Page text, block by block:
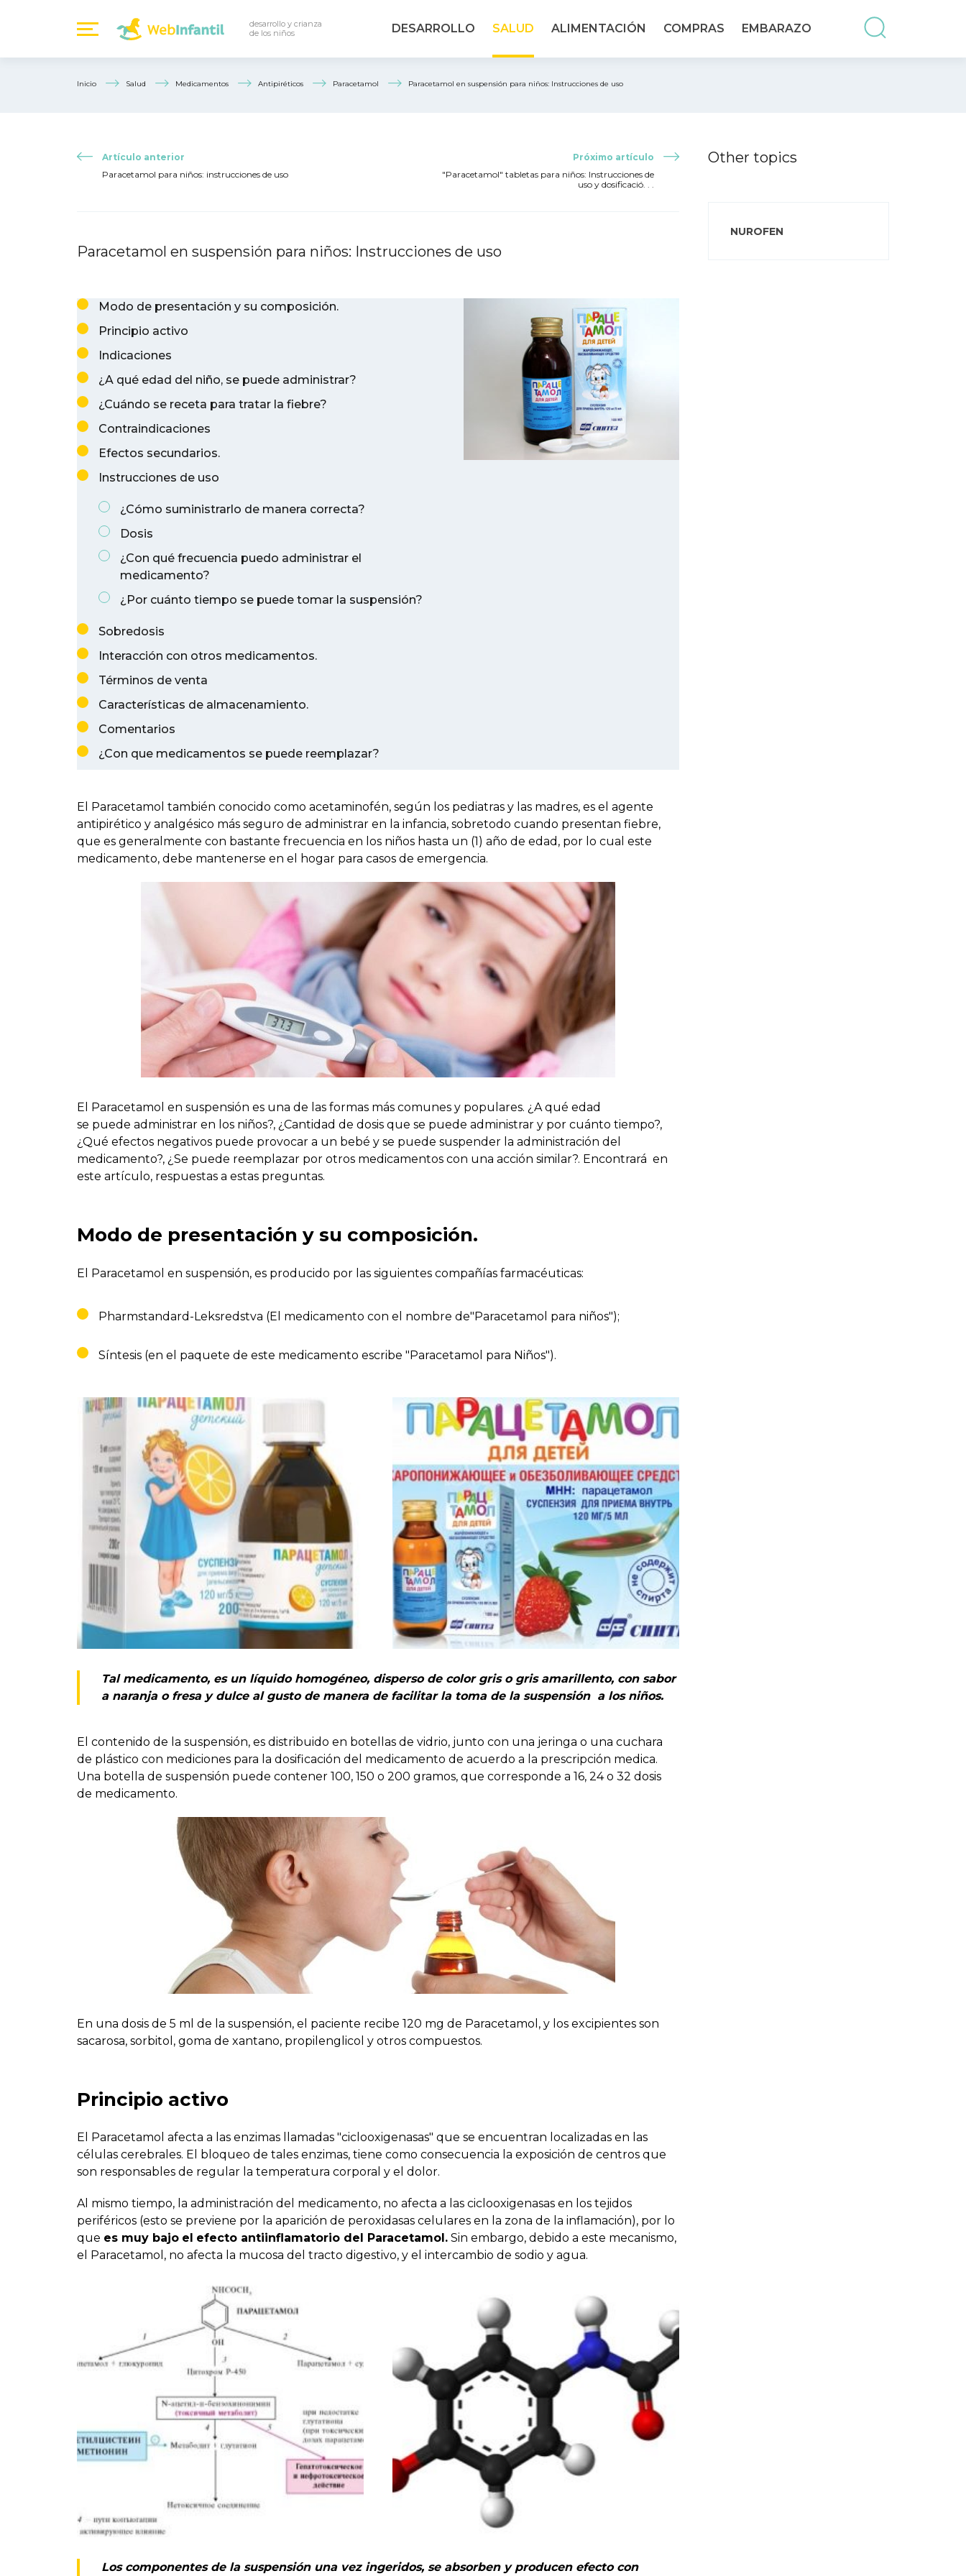
desarrollo y crianza
de los niños
DESARROLLO SALUD ALIMENTACIÓN COMPRAS EMBARAZO
Inicio Salud Medicamentos Antipiréticos Paracetamol Paracetamol en suspensión para niños: Instrucciones de uso
Artículo anterior
Paracetamol para niños: instrucciones de uso
Próximo artículo
"Paracetamol" tabletas para niños: Instrucciones de
uso y dosificació. . .
Paracetamol en suspensión para niños: Instrucciones de uso
Modo de presentación y su composición.
Principio activo
Indicaciones
¿A qué edad del niño, se puede administrar?
¿Cuándo se receta para tratar la fiebre?
Contraindicaciones
Efectos secundarios.
Instrucciones de uso
¿Cómo suministrarlo de manera correcta?
Dosis
¿Con qué frecuencia puedo administrar el
medicamento?
¿Por cuánto tiempo se puede tomar la suspensión?
Sobredosis
Interacción con otros medicamentos.
Términos de venta
Características de almacenamiento.
Comentarios
¿Con que medicamentos se puede reemplazar?
El Paracetamol también conocido como acetaminofén, según los pediatras y las madres, es el agente
antipirético y analgésico más seguro de administrar en la infancia, sobretodo cuando presentan fiebre,
que es generalmente con bastante frecuencia en los niños hasta un (1) año de edad, por lo cual este
medicamento, debe mantenerse en el hogar para casos de emergencia.
El Paracetamol en suspensión es una de las formas más comunes y populares. ¿A qué edad
se puede administrar en los niños?, ¿Cantidad de dosis que se puede administrar y por cuánto tiempo?,
¿Qué efectos negativos puede provocar a un bebé y se puede suspender la administración del
medicamento?, ¿Se puede reemplazar por otros medicamentos con una acción similar?. Encontrará en
este artículo, respuestas a estas preguntas.
Modo de presentación y su composición.
El Paracetamol en suspensión, es producido por las siguientes compañías farmacéuticas:
Pharmstandard-Leksredstva (El medicamento con el nombre de"Paracetamol para niños");
Síntesis (en el paquete de este medicamento escribe "Paracetamol para Niños").
Tal medicamento, es un líquido homogéneo, disperso de color gris o gris amarillento, con sabor
a naranja o fresa y dulce al gusto de manera de facilitar la toma de la suspensión a los niños.
El contenido de la suspensión, es distribuido en botellas de vidrio, junto con una jeringa o una cuchara
de plástico con mediciones para la dosificación del medicamento de acuerdo a la prescripción medica.
Una botella de suspensión puede contener 100, 150 o 200 gramos, que corresponde a 16, 24 o 32 dosis
de medicamento.
En una dosis de 5 ml de la suspensión, el paciente recibe 120 mg de Paracetamol, y los excipientes son
sacarosa, sorbitol, goma de xantano, propilenglicol y otros compuestos.
Principio activo
El Paracetamol afecta a las enzimas llamadas "ciclooxigenasas" que se encuentran localizadas en las
células cerebrales. El bloqueo de tales enzimas, tiene como consecuencia la exposición de centros que
son responsables de regular la temperatura corporal y el dolor.
Al mismo tiempo, la administración del medicamento, no afecta a las ciclooxigenasas en los tejidos
periféricos (esto se previene por la aparición de peroxidasas celulares en la zona de la inflamación), por lo
que es muy bajo el efecto antiinflamatorio del Paracetamol. Sin embargo, debido a este mecanismo,
el Paracetamol, no afecta la mucosa del tracto digestivo, y el intercambio de sodio y agua.
Los componentes de la suspensión una vez ingeridos, se absorben y producen efecto con
Other topics
NUROFEN